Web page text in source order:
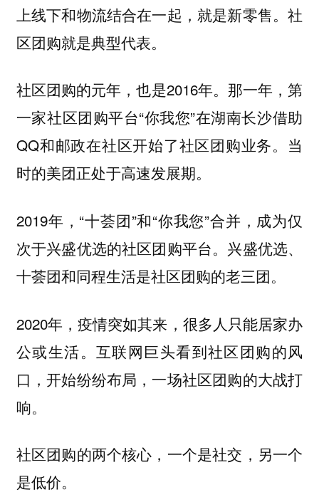
上线下和物流结合在一起，就是新零售。社
区团购就是典型代表。
社区团购的元年，也是2016年。那一年，第
一家社区团购平台“你我您”在湖南长沙借助
QQ和邮政在社区开始了社区团购业务。当
时的美团正处于高速发展期。
2019年，“十荟团”和“你我您”合并，成为仅
次于兴盛优选的社区团购平台。兴盛优选、
十荟团和同程生活是社区团购的老三团。
2020年，疫情突如其来，很多人只能居家办
公或生活。互联网巨头看到社区团购的风
口，开始纷纷布局，一场社区团购的大战打
响。
社区团购的两个核心，一个是社交，另一个
是低价。